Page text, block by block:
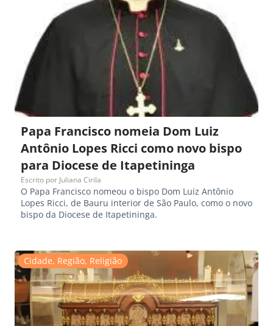
Papa Francisco nomeia Dom Luiz
Antônio Lopes Ricci como novo bispo
para Diocese de Itapetininga
Escrito por Juliana Cirila
O Papa Francisco nomeou o bispo Dom Luiz Antônio
Lopes Ricci, de Bauru interior de São Paulo, como o novo
bispo da Diocese de Itapetininga.
Cidade, Região, Religião